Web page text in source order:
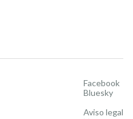
Facebook
Bluesky
Aviso legal